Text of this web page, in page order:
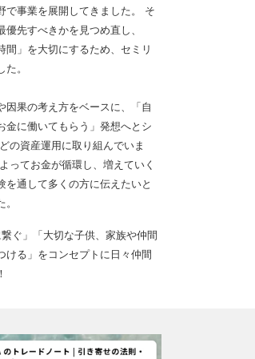
で事業を展開してきました。 そ
先すべきかを見つめ直し、
間」を大切にするため、セミリ
。
因果の考え方をベースに、「自
金に働いてもらう」発想へとシ
の資産運用に取り組んでいま
ってお金が循環し、増えていく
を通して多くの方に伝えたいと
ぐ」「大切な子供、家族や仲間
ける」をコンセプトに日々仲間